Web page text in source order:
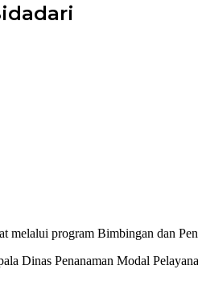
melalui program Bimbingan dan
Dinas Penanaman Modal